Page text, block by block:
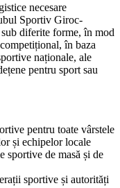
necesare
Sportiv Giroc-
diferite forme, în mod
în baza
naționale, ale
pentru sport sau
pentru toate vârstele
și echipelor locale
sportive de masă și de
sportive și autorități